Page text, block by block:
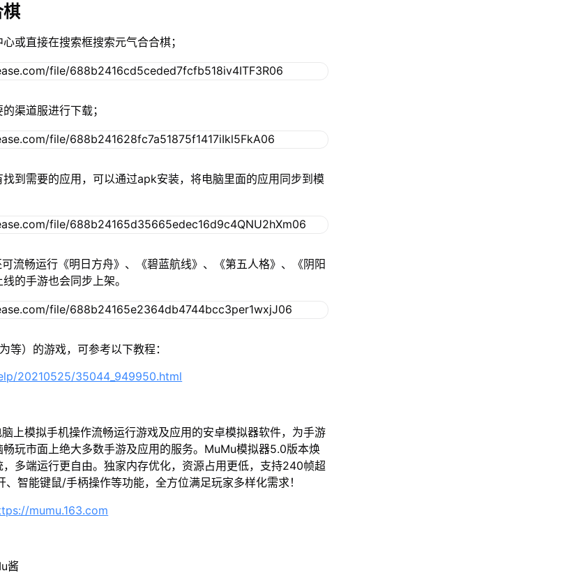
或直接在搜索框搜索元气合合棋；
渠道服进行下载；
到需要的应用，可以通过apk安装，将电脑里面的应用同步到模
流畅运行《明日方舟》、《碧蓝航线》、《第五人格》、《阴阳
的手游也会同步上架。
等）的游戏，可参考以下教程：
20210525/35044_949950.html
上模拟手机操作流畅运行游戏及应用的安卓模拟器软件，为手游
玩市面上绝大多数手游及应用的服务。MuMu模拟器5.0版本焕
多端运行更自由。独家内存优化，资源占用更低，支持240帧超
智能键鼠/手柄操作等功能，全方位满足玩家多样化需求！
mumu.163.com
酱